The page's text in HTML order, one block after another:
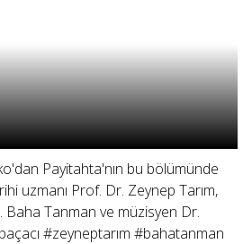
Payitahta'nın bu bölümünde
uzmanı Prof. Dr. Zeynep Tarım,
Tanman ve müzisyen Dr.
#zeyneptarım #bahatanman